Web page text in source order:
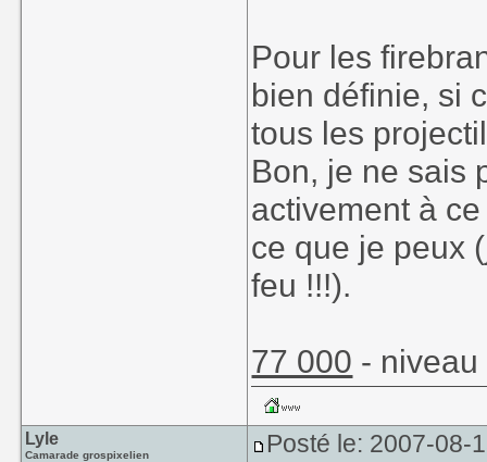
Pour les
bien définie, si
tous les
Bon, je ne sais
activement à
ce que je peux
feu !!!).
77 000 - niveau
Lyle
Camarade grospixelien
Posté le: 2007-08-